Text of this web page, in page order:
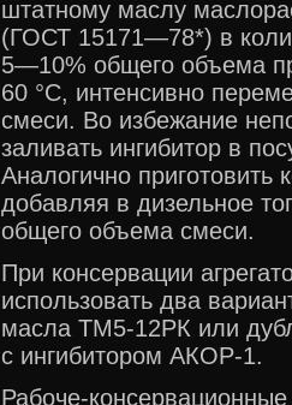
штатному маслу
(ГОСТ 15171—78*) в
5—10% общего объема
60 °С, интенсивно
смеси. Во избежание
заливать ингибитор в
Аналогично приготовить
добавляя в дизельное
общего объема смеси.
При консервации
использовать два
масла ТМ5-12РК или
с ингибитором АКОР-1.
Рабоче-